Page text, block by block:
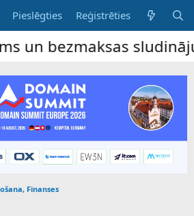
Pieslēgties Reģistrēties
Finanses